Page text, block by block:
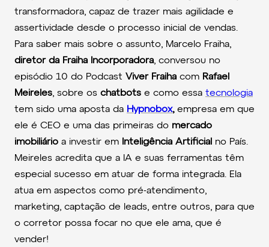
transformadora, capaz de trazer mais agilidade e
assertividade desde o processo inicial de vendas.
Para saber mais sobre o assunto, Marcelo Fraiha,
diretor da Fraiha Incorporadora, conversou no
episódio 10 do Podcast Viver Fraiha com Rafael
Meireles, sobre os chatbots e como essa tecnologia
tem sido uma aposta da Hypnobox, empresa em que
ele é CEO e uma das primeiras do mercado
imobiliário a investir em Inteligência Artificial no País.
Meireles acredita que a IA e suas ferramentas têm
especial sucesso em atuar de forma integrada. Ela
atua em aspectos como pré-atendimento,
marketing, captação de leads, entre outros, para que
o corretor possa focar no que ele ama, que é
vender!